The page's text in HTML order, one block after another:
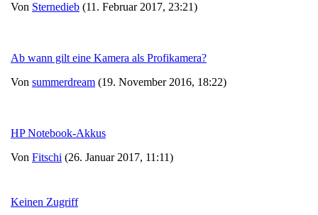
Von Sternedieb (11. Februar 2017, 23:21)
Ab wann gilt eine Kamera als Profikamera?
Von summerdream (19. November 2016, 18:22)
HP Notebook-Akkus
Von Fitschi (26. Januar 2017, 11:11)
Keinen Zugriff